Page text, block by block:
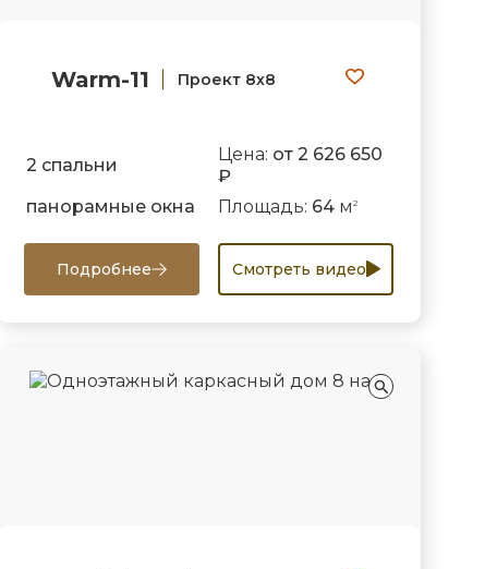
Warm-11 Проект 8х8
2 спальни
Цена: от 2 626 650
₽
панорамные окна
Площадь: 64м 2
Подробнее Смотреть видео